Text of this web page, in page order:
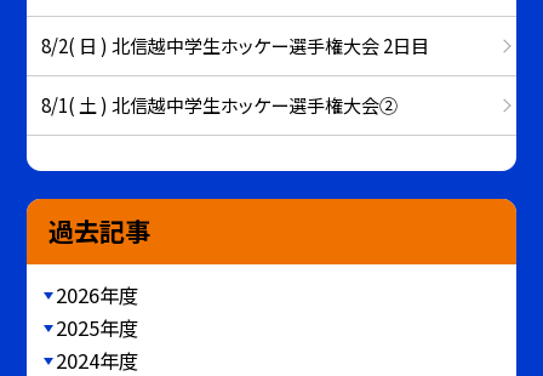
8/2( 日 ) 北信越中学生ホッケー選手権大会 2日目
8/1( 土 ) 北信越中学生ホッケー選手権大会②
過去記事
2026年度
2025年度
2024年度